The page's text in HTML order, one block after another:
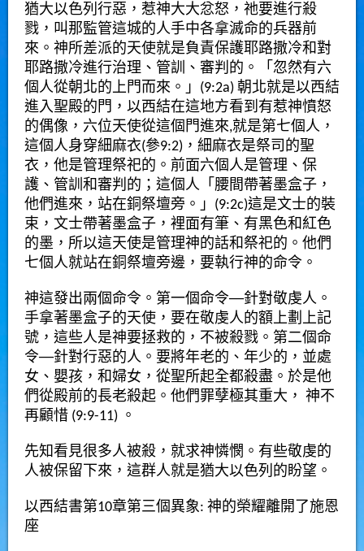
猶大以色列行惡，惹神大大忿怒，祂要進行殺
戮，叫那監管這城的人手中各拿滅命的兵器前
來。神所差派的天使就是負責保護耶路撒冷和對
耶路撒冷進行治理、管訓、審判的。「忽然有六
個人從朝北的上門而來。」(9:2a) 朝北就是以西結
進入聖殿的門，以西結在這地方看到有惹神憤怒
的偶像，六位天使從這個門進來,就是第七個人，
這個人身穿細麻衣(參9:2)，細麻衣是祭司的聖
衣，他是管理祭祀的。前面六個人是管理、保
護、管訓和審判的；這個人「腰間帶著墨盒子，
他們進來，站在銅祭壇旁。」(9:2c)這是文士的裝
束，文士帶著墨盒子，裡面有筆、有黑色和紅色
的墨，所以這天使是管理神的話和祭祀的。他們
七個人就站在銅祭壇旁邊，要執行神的命令。
神這發出兩個命令。第一個命令──針對敬虔人。
手拿著墨盒子的天使，要在敬虔人的額上劃上記
號，這些人是神要拯救的，不被殺戮。第二個命
令──針對行惡的人。要將年老的、年少的，並處
女、嬰孩，和婦女，從聖所起全都殺盡。於是他
們從殿前的長老殺起。他們罪孽極其重大， 神不
再顧惜 (9:9-11) 。
先知看見很多人被殺，就求神憐憫。有些敬虔的
人被保留下來，這群人就是猶大以色列的盼望。
以西結書第10章第三個異象: 神的榮耀離開了施恩
座